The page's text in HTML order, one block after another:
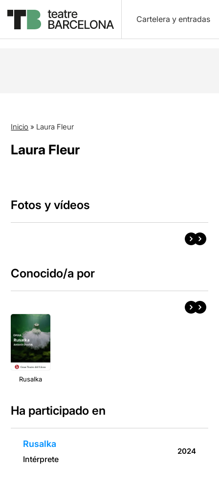
Cartelera y entradas
Inicio » Laura Fleur
Laura Fleur
Fotos y vídeos
Conocido/a por
Rusalka
Ha participado en
Rusalka
Intérprete
2024